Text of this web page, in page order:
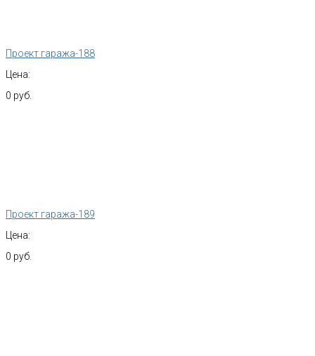
Проект гаража-188
Цена:
0 руб.
Проект гаража-189
Цена:
0 руб.